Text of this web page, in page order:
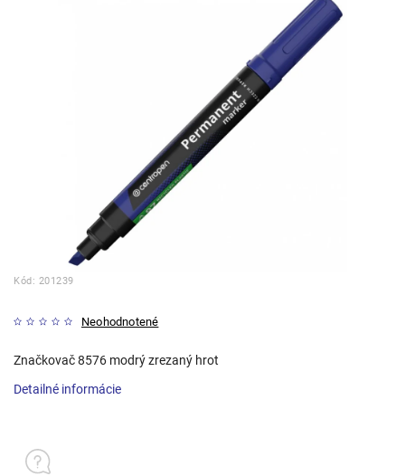
Kód: 201239
Neohodnotené
Značkovač 8576 modrý zrezaný hrot
Detailné informácie